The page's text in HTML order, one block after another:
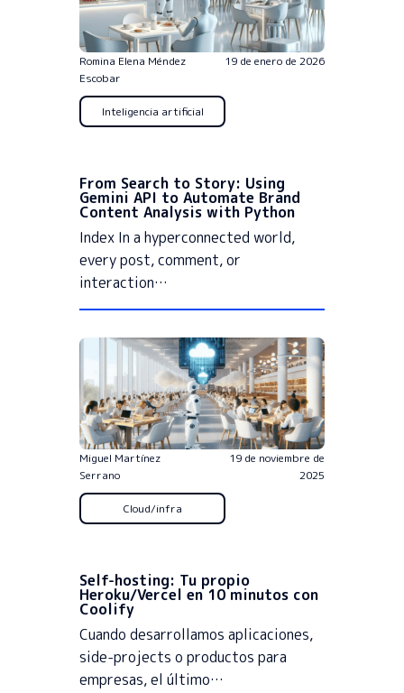
Romina Elena Méndez
Escobar
19 de enero de 2026
Inteligencia artificial
From Search to Story: Using
Gemini API to Automate Brand
Content Analysis with Python
Index In a hyperconnected world,
every post, comment, or
interaction…
Miguel Martínez
Serrano
19 de noviembre de
2025
Cloud/infra
Self-hosting: Tu propio
Heroku/Vercel en 10 minutos con
Coolify
Cuando desarrollamos aplicaciones,
side-projects o productos para
empresas, el último…